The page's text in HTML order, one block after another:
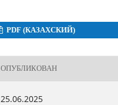
PDF (КАЗАХСКИЙ)
ОПУБЛИКОВАН
25.06.2025